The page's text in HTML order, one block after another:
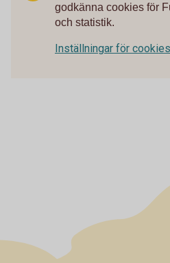
godkänna cookies för
och statistik.
Inställningar för cookies